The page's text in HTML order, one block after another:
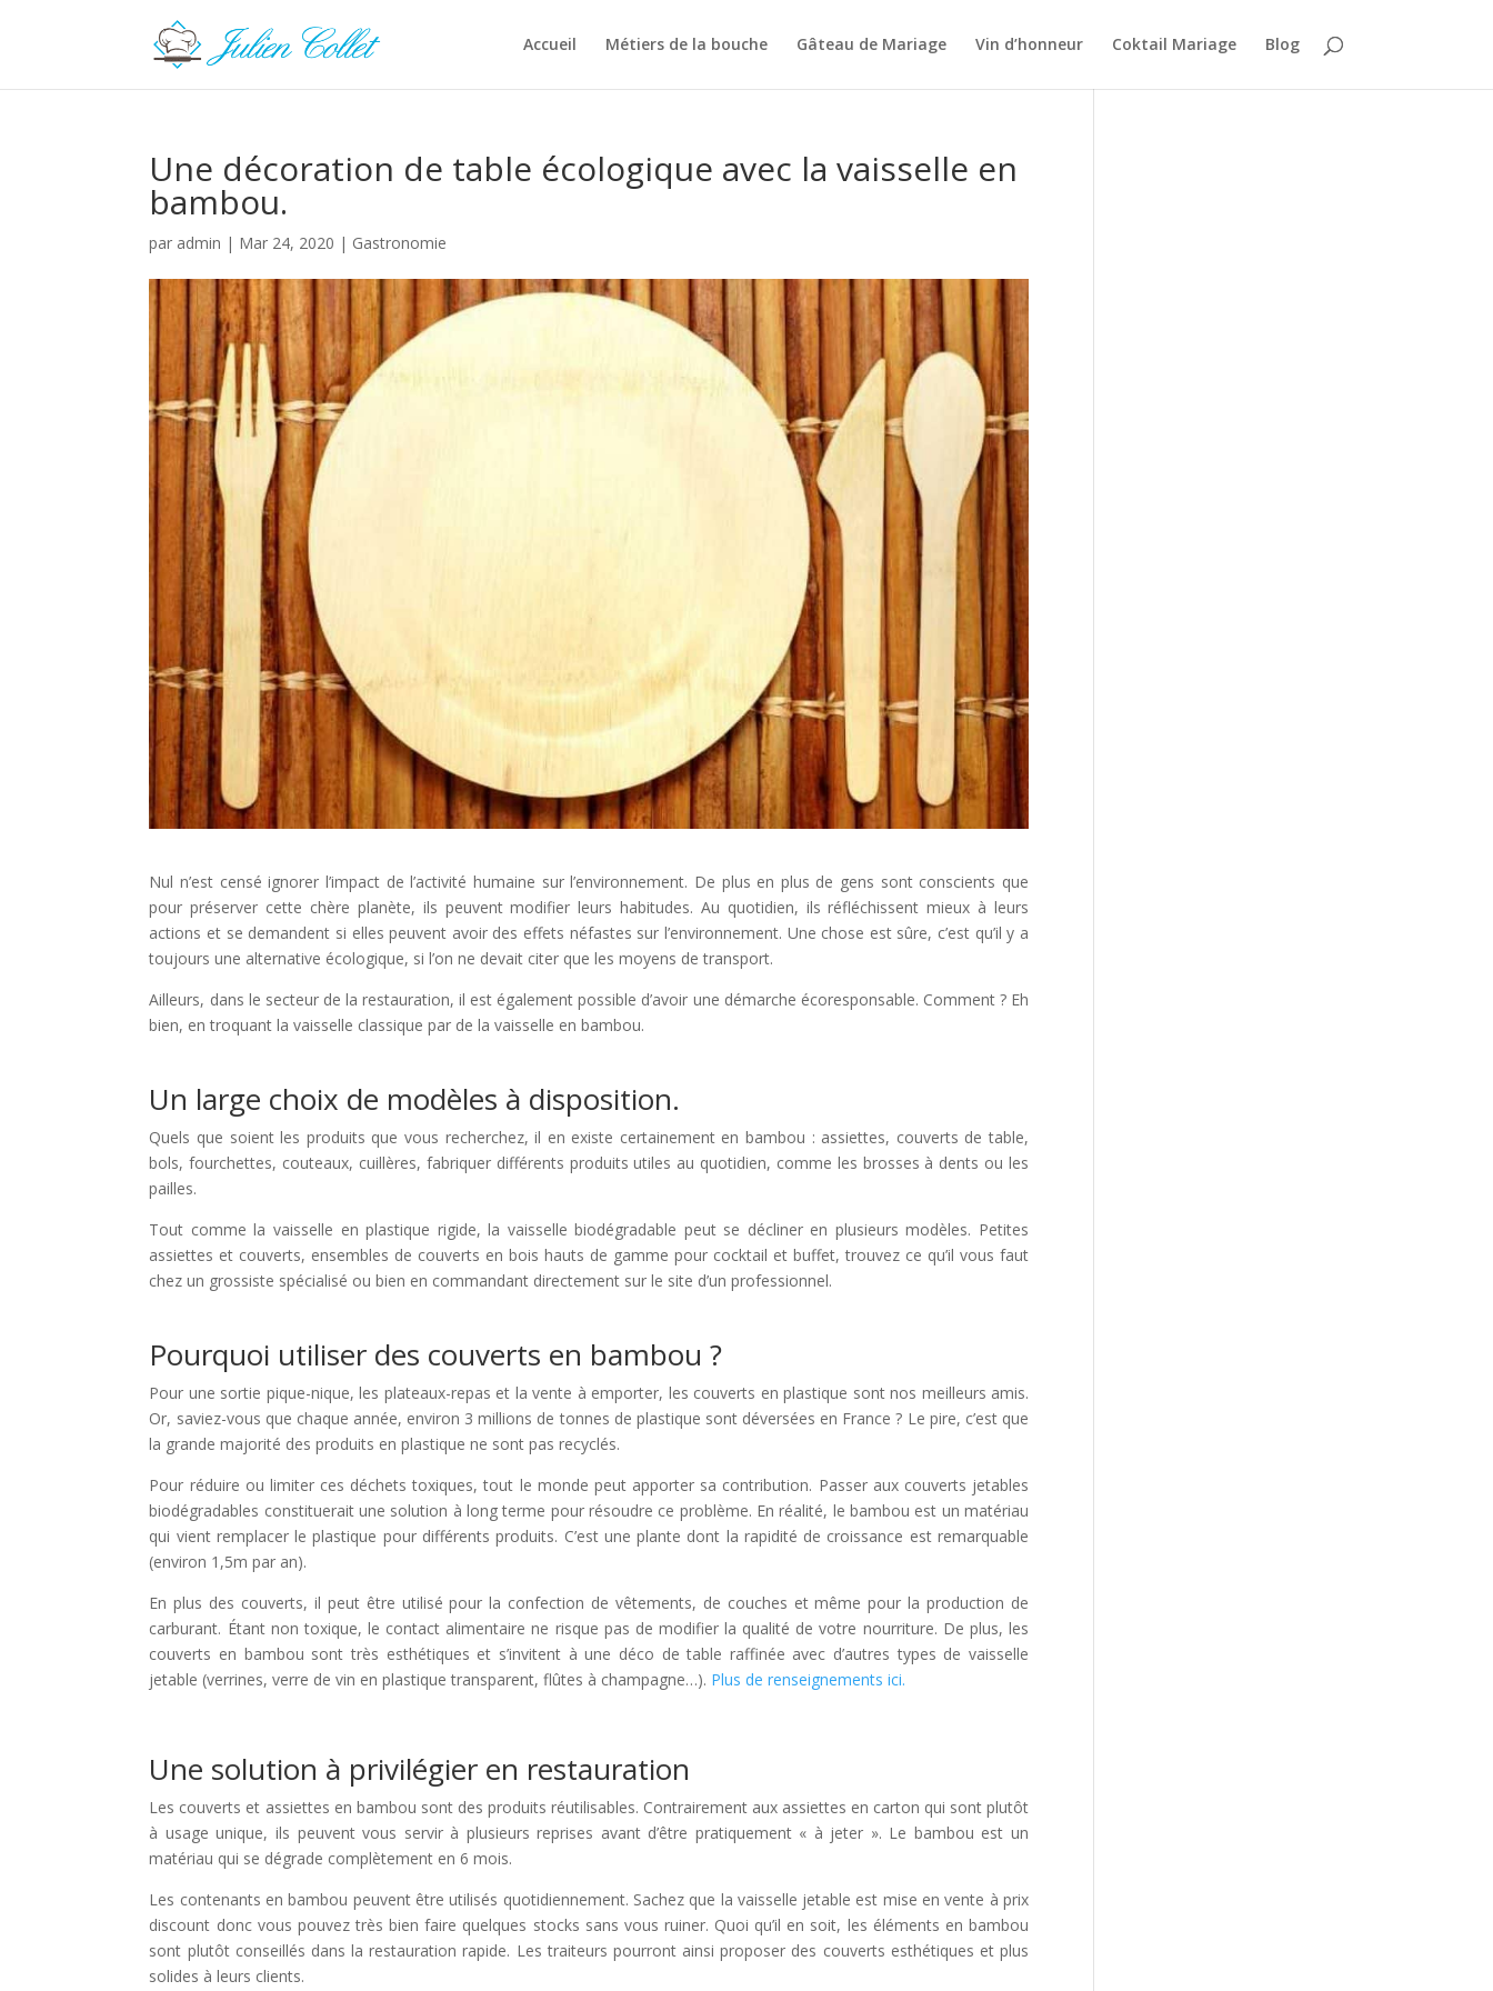
Accueil Métiers de la bouche Gâteau de Mariage Vin d’honneur Coktail Mariage Blog
Une décoration de table écologique avec la vaisselle en
bambou.
par admin | Mar 24, 2020 | Gastronomie
Nul n’est censé ignorer l’impact de l’activité humaine sur l’environnement. De plus en plus de gens sont conscients que
pour préserver cette chère planète, ils peuvent modifier leurs habitudes. Au quotidien, ils réfléchissent mieux à leurs
actions et se demandent si elles peuvent avoir des effets néfastes sur l’environnement. Une chose est sûre, c’est qu’il y a
toujours une alternative écologique, si l’on ne devait citer que les moyens de transport.
Ailleurs, dans le secteur de la restauration, il est également possible d’avoir une démarche écoresponsable. Comment ? Eh
bien, en troquant la vaisselle classique par de la vaisselle en bambou.
Un large choix de modèles à disposition.
Quels que soient les produits que vous recherchez, il en existe certainement en bambou : assiettes, couverts de table,
bols, fourchettes, couteaux, cuillères, fabriquer différents produits utiles au quotidien, comme les brosses à dents ou les
pailles.
Tout comme la vaisselle en plastique rigide, la vaisselle biodégradable peut se décliner en plusieurs modèles. Petites
assiettes et couverts, ensembles de couverts en bois hauts de gamme pour cocktail et buffet, trouvez ce qu’il vous faut
chez un grossiste spécialisé ou bien en commandant directement sur le site d’un professionnel.
Pourquoi utiliser des couverts en bambou ?
Pour une sortie pique-nique, les plateaux-repas et la vente à emporter, les couverts en plastique sont nos meilleurs amis.
Or, saviez-vous que chaque année, environ 3 millions de tonnes de plastique sont déversées en France ? Le pire, c’est que
la grande majorité des produits en plastique ne sont pas recyclés.
Pour réduire ou limiter ces déchets toxiques, tout le monde peut apporter sa contribution. Passer aux couverts jetables
biodégradables constituerait une solution à long terme pour résoudre ce problème. En réalité, le bambou est un matériau
qui vient remplacer le plastique pour différents produits. C’est une plante dont la rapidité de croissance est remarquable
(environ 1,5m par an).
En plus des couverts, il peut être utilisé pour la confection de vêtements, de couches et même pour la production de
carburant. Étant non toxique, le contact alimentaire ne risque pas de modifier la qualité de votre nourriture. De plus, les
couverts en bambou sont très esthétiques et s’invitent à une déco de table raffinée avec d’autres types de vaisselle
jetable (verrines, verre de vin en plastique transparent, flûtes à champagne…). Plus de renseignements ici.
Une solution à privilégier en restauration
Les couverts et assiettes en bambou sont des produits réutilisables. Contrairement aux assiettes en carton qui sont plutôt
à usage unique, ils peuvent vous servir à plusieurs reprises avant d’être pratiquement « à jeter ». Le bambou est un
matériau qui se dégrade complètement en 6 mois.
Les contenants en bambou peuvent être utilisés quotidiennement. Sachez que la vaisselle jetable est mise en vente à prix
discount donc vous pouvez très bien faire quelques stocks sans vous ruiner. Quoi qu’il en soit, les éléments en bambou
sont plutôt conseillés dans la restauration rapide. Les traiteurs pourront ainsi proposer des couverts esthétiques et plus
solides à leurs clients.